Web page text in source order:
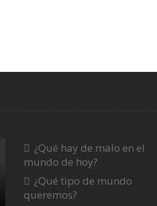
¿Qué hay de malo en el
mundo de hoy?
¿Qué tipo de mundo
queremos?